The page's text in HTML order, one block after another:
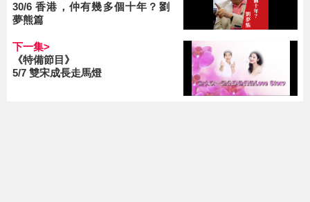
30/6 香港，仲有幾多個十年？劉
夢熊篇
下一集>
《特備節目》
5/7 雙宋成長走馬燈